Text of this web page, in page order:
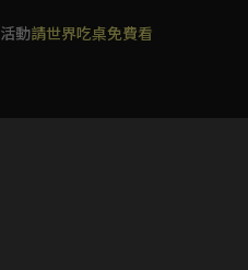
活動請世界吃桌免費看